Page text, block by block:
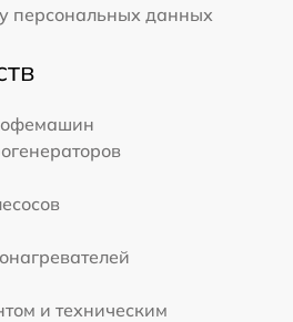
персональных данных
и техническим